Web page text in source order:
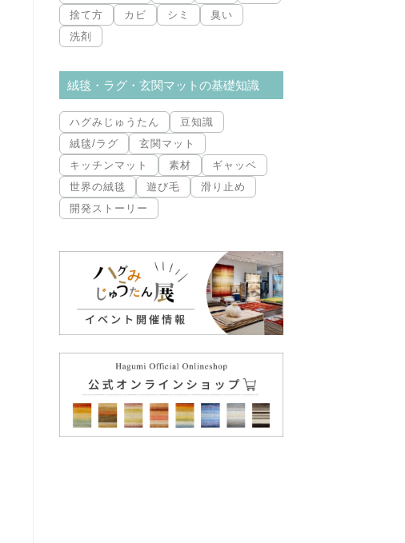
捨て方
カビ シミ
臭い
洗剤
絨毯・ラグ・玄関マットの基礎知識
ハグみじゅうたん
豆知識
絨毯/ラグ
玄関マット
キッチンマット
素材
ギャッベ
世界の絨毯
遊び毛
滑り止め
開発ストーリー